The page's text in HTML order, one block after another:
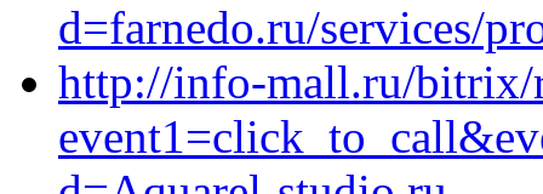
d=farnedo.ru/services/
http://info-mall.ru/bitrix/